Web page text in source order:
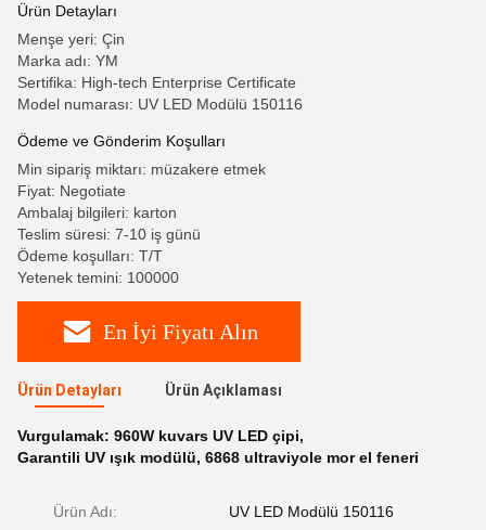
Ürün Detayları
Menşe yeri: Çin
Marka adı: YM
Sertifika: High-tech Enterprise Certificate
Model numarası: UV LED Modülü 150116
Ödeme ve Gönderim Koşulları
Min sipariş miktarı: müzakere etmek
Fiyat: Negotiate
Ambalaj bilgileri: karton
Teslim süresi: 7-10 iş günü
Ödeme koşulları: T/T
Yetenek temini: 100000
En İyi Fiyatı Alın
Ürün Detayları Ürün Açıklaması
Vurgulamak: 960W kuvars UV LED çipi,
Garantili UV ışık modülü, 6868 ultraviyole mor el feneri
Ürün Adı: UV LED Modülü 150116